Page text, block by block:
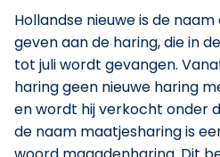
Blogs
Contact
Online bestellen
Hollandse nieuwe is de
geven aan de haring, die in
tot juli wordt gevangen.
haring geen nieuwe haring
en wordt hij verkocht onder
de naam maatjesharing is